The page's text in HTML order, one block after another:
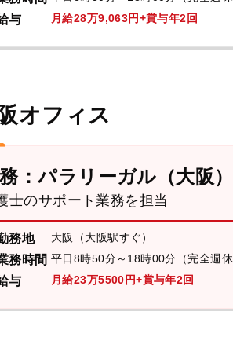
与 月給28万9,063円+賞与年2回
オフィス
：パラリーガル（大阪）
士のサポート業務を担当
務地 大阪（大阪駅すぐ）
務時間 平日8時50分～18時00分（完全週休
与 月給23万5500円+賞与年2回